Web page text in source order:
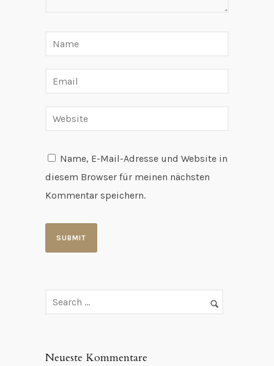
Name, E-Mail-Adresse und Website in
diesem Browser für meinen nächsten
Kommentar speichern.
Neueste Kommentare